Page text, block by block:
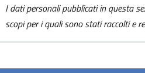
I dati personali pubblicati in questa
scopi per i quali sono stati raccolti e